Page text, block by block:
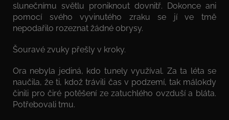
slunečnímu světlu proniknout dovnitř. Dokonce ani
pomocí svého vyvinutého zraku se jí ve tmě
nepodařilo rozeznat žádné obrysy.
Šouravé zvuky přešly v kroky.
Ora nebyla jediná, kdo tunely využíval. Za ta léta se
naučila, že ti, kdož trávili čas v podzemí, tak málokdy
činili pro čiré potěšení ze zatuchlého ovzduší a bláta.
Potřebovali tmu.